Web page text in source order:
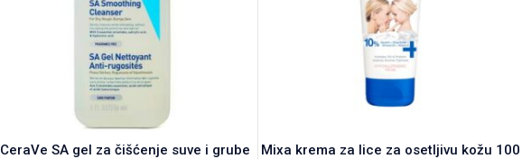
CeraVe SA gel za čišćenje suve i grube
Mixa krema za lice za osetljivu kožu 100